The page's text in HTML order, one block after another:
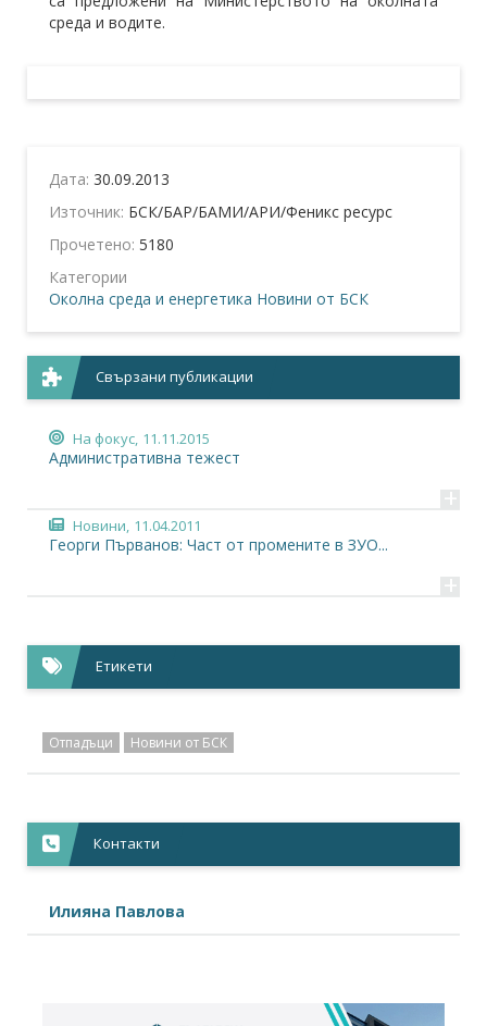
среда и водите.
Дата: 30.09.2013
Източник: БСК/БАР/БАМИ/АРИ/Феникс ресурс
Прочетено: 5180
Категории
Околна среда и енергетика Новини от БСК
Свързани публикации
На фокус, 11.11.2015
Административна тежест
+
Новини, 11.04.2011
Георги Първанов: Част от промените в ЗУО...
+
Етикети
Отпадъци Новини от БСК
Контакти
Илияна Павлова